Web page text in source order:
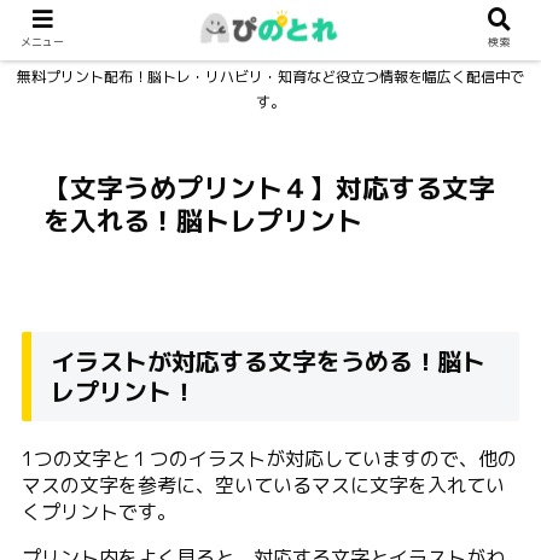
無料プリント配布！脳トレ・リハビリ・知育など役立つ情報を幅広く配信中で
す。
【文字うめプリント４】対応する文字
を入れる！脳トレプリント
イラストが対応する文字をうめる！脳ト
レプリント！
1つの文字と１つのイラストが対応していますので、他の
マスの文字を参考に、空いているマスに文字を入れてい
くプリントです。
メニュー 検索